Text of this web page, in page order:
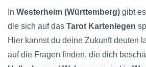
In Westerheim (Württemberg) gibt
die sich auf das Tarot Kartenlegen
Hier kannst du deine Zukunft deuten
auf die Fragen finden, die dich